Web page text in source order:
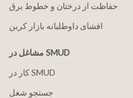
حفاظت از درختان و خطوط برق
افشای داوطلبانه بازار کربن
مشاغل در SMUD
کار در SMUD
جستجو شغل